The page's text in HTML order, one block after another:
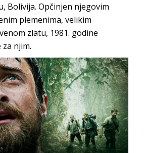
Bolivija. Opčinjen njegovim
plemenima, velikim
zlatu, 1981. godine
njim.